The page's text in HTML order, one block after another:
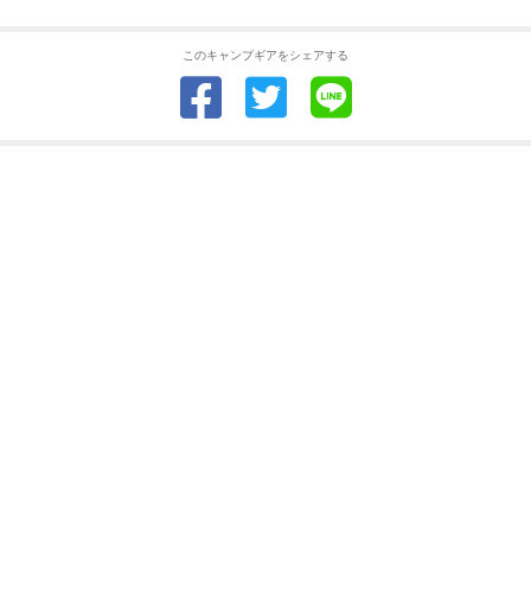
このキャンプギアをシェアする